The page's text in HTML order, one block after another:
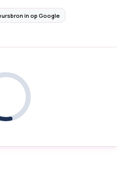
in op Google